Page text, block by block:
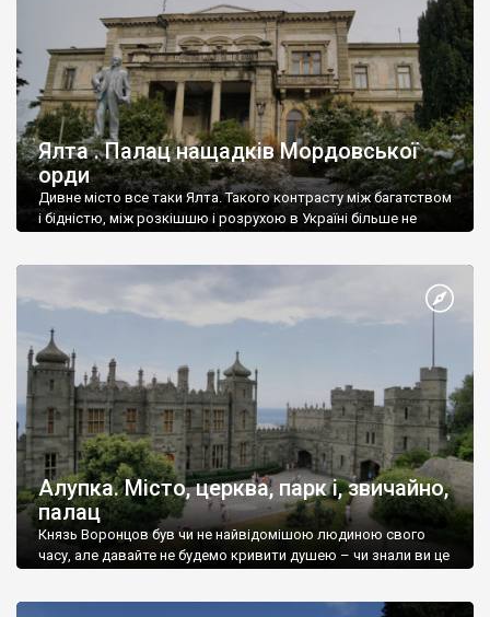
Ялта . Палац нащадків Мордовської
орди
Дивне місто все таки Ялта. Такого контрасту між багатством
і бідністю, між розкішшю і розрухою в Україні більше не
Алупка. Місто, церква, парк і, звичайно,
палац
Князь Воронцов був чи не найвідомішою людиною свого
часу, але давайте не будемо кривити душею – чи знали ви це